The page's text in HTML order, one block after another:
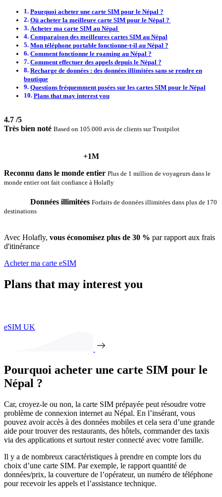
Pourquoi acheter une carte SIM pour le Népal ?
Où acheter la meilleure carte SIM pour le Népal ?
Acheter ma carte SIM au Népal
Comparaison des meilleures cartes SIM au Népal
Mon téléphone portable fonctionne-t-il au Népal ?
Comment fonctionne le roaming au Népal ?
Comment effectuer des appels depuis le Népal ?
Recharge de données : des données illimitées sans se rendre en
boutique
Questions fréquemment posées sur les cartes SIM pour le Népal
Plans that may interest you
4.7 /5
Très bien noté Based on 105.000 avis de clients sur Trustpilot
+1M
Reconnu dans le monde entier Plus de 1 million de voyageurs dans le
monde entier ont fait confiance à Holafly
Données illimitées Forfaits de données illimitées dans plus de 170
destinations
Avec Holafly, vous économisez plus de 30 % par rapport aux frais
d'itinérance
Acheter ma carte eSIM
Plans that may interest you
eSIM UK
Pourquoi acheter une carte SIM pour le
Népal ?
Car, croyez-le ou non, la carte SIM prépayée peut résoudre votre
problème de connexion internet au Népal. En l’insérant, vous
pouvez avoir accès à des données mobiles et cela sera d’une grande
aide pour trouver des restaurants, des hôtels, commander des taxis
via des applications et surtout rester connecté avec votre famille.
Il y a de nombreux caractéristiques à prendre en compte lors du
choix d’une carte SIM. Par exemple, le rapport quantité de
données/prix, la couverture de l’opérateur, un numéro de téléphone
pour recevoir les appels et l’assistance technique.